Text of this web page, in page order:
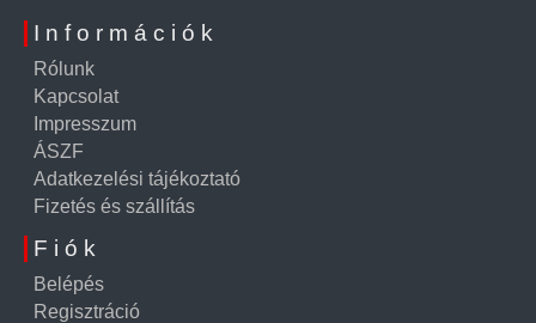
Információk
Rólunk
Kapcsolat
Impresszum
ÁSZF
Adatkezelési tájékoztató
Fizetés és szállítás
Fiók
Belépés
Regisztráció